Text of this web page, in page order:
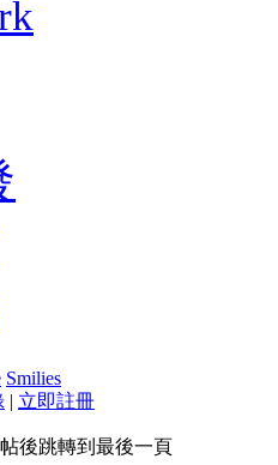
Smilies
| 立即註冊
後跳轉到最後一頁